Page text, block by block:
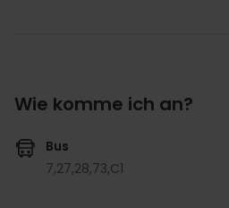
Wie komme ich an?
Bus
7,27,28,73,C1